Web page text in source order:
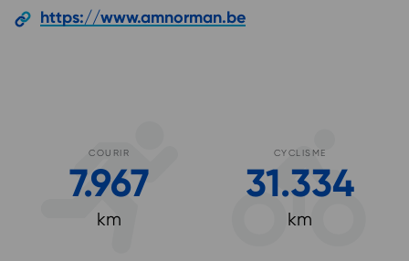
https://www.amnorman.be
COURIR
7.967
km
CYCLISME
31.334
km